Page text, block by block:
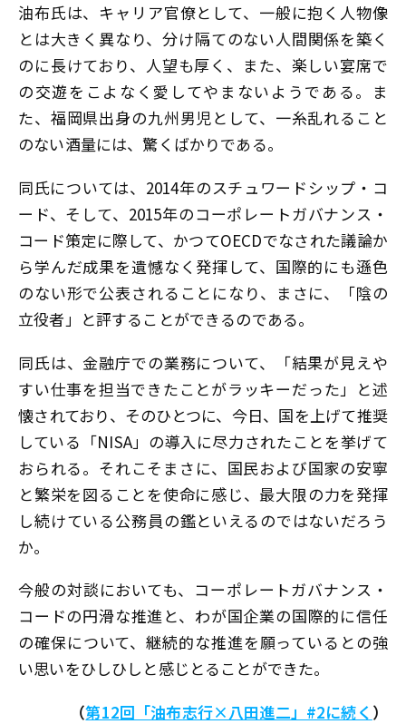
油布氏は、キャリア官僚として、一般に抱く人物像
とは大きく異なり、分け隔てのない人間関係を築く
のに長けており、人望も厚く、また、楽しい宴席で
の交遊をこよなく愛してやまないようである。ま
た、福岡県出身の九州男児として、一糸乱れること
のない酒量には、驚くばかりである。
同氏については、2014年のスチュワードシップ・コ
ード、そして、2015年のコーポレートガバナンス・
コード策定に際して、かつてOECDでなされた議論か
ら学んだ成果を遺憾なく発揮して、国際的にも遜色
のない形で公表されることになり、まさに、「陰の
立役者」と評することができるのである。
同氏は、金融庁での業務について、「結果が見えや
すい仕事を担当できたことがラッキーだった」と述
懐されており、そのひとつに、今日、国を上げて推奨
している「NISA」の導入に尽力されたことを挙げて
おられる。それこそまさに、国民および国家の安寧
と繁栄を図ることを使命に感じ、最大限の力を発揮
し続けている公務員の鑑といえるのではないだろう
か。
今般の対談においても、コーポレートガバナンス・
コードの円滑な推進と、わが国企業の国際的に信任
の確保について、継続的な推進を願っているとの強
い思いをひしひしと感じとることができた。
（第12回「油布志行×八田進二」#2に続く ）